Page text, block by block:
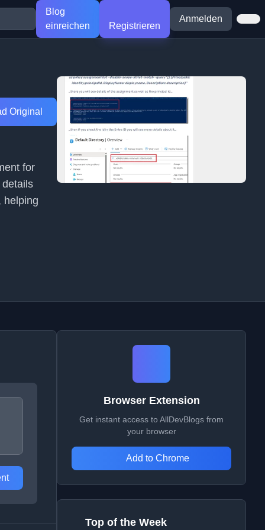
Blog
einreichen
Registrieren
Anmelden
Original
for
helping
Browser Extension
Get instant access to AllDevBlogs from
your browser
Add to Chrome
Top of the Week